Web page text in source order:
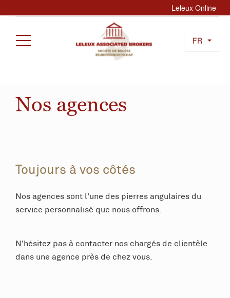
Leleux Online
FR
Nos agences
Toujours à vos côtés
Nos agences sont l'une des pierres angulaires du
service personnalisé que nous offrons.
N'hésitez pas à contacter nos chargés de clientèle
dans une agence près de chez vous.